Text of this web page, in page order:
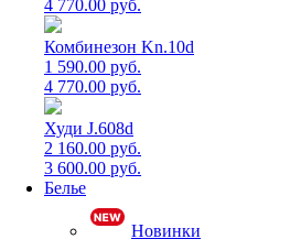
4 770.00 руб.
Комбинезон Kn.10d
1 590.00 руб.
4 770.00 руб.
Худи J.608d
2 160.00 руб.
3 600.00 руб.
Белье
Новинки